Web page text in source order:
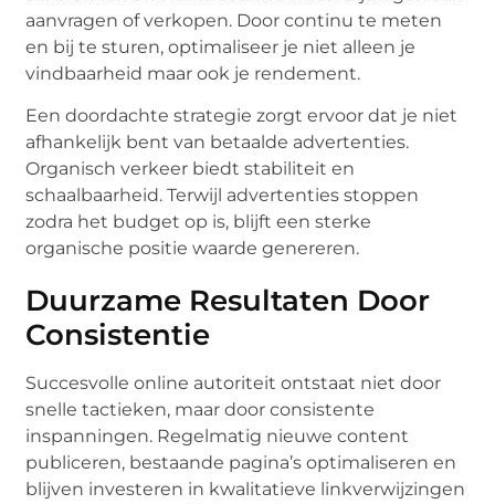
aanvragen of verkopen. Door continu te meten
en bij te sturen, optimaliseer je niet alleen je
vindbaarheid maar ook je rendement.
Een doordachte strategie zorgt ervoor dat je niet
afhankelijk bent van betaalde advertenties.
Organisch verkeer biedt stabiliteit en
schaalbaarheid. Terwijl advertenties stoppen
zodra het budget op is, blijft een sterke
organische positie waarde genereren.
Duurzame Resultaten Door
Consistentie
Succesvolle online autoriteit ontstaat niet door
snelle tactieken, maar door consistente
inspanningen. Regelmatig nieuwe content
publiceren, bestaande pagina’s optimaliseren en
blijven investeren in kwalitatieve linkverwijzingen